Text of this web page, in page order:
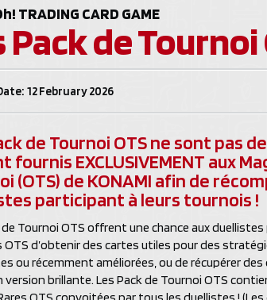
TRADING CARD GAME
Pack de Tournoi
12 February 2026
de Tournoi OTS ne sont pas
fournis EXCLUSIVEMENT aux
(OTS) de KONAMI afin de
participant à leurs tournois !
de Tournoi OTS offrent une chance aux
OTS d’obtenir des cartes utiles pour des
ou récemment améliorées, ou de récupérer
version brillante. Les Pack de Tournoi OTS